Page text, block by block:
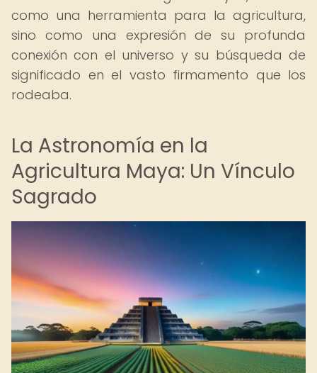
como una herramienta para la agricultura,
sino como una expresión de su profunda
conexión con el universo y su búsqueda de
significado en el vasto firmamento que los
rodeaba.
La Astronomía en la
Agricultura Maya: Un Vínculo
Sagrado